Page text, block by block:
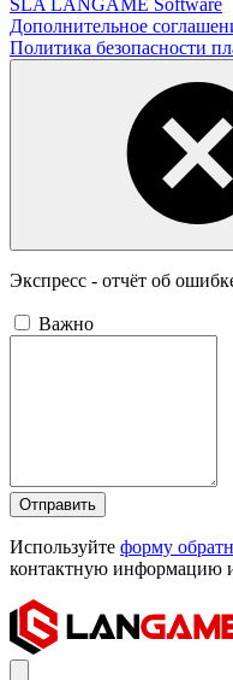
SLA LANGAME Software
Дополнительное
Политика безопасности
Экспресс - отчёт об
Важно
Отправить
Используйте форму
контактную информацию